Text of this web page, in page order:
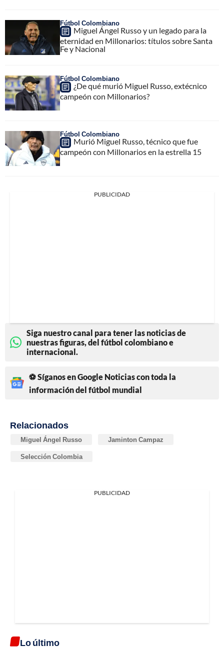
Fútbol Colombiano
Miguel Ángel Russo y un legado para la
eternidad en Millonarios: títulos sobre Santa
Fe y Nacional
Fútbol Colombiano
¿De qué murió Miguel Russo, extécnico
campeón con Millonarios?
Fútbol Colombiano
Murió Miguel Russo, técnico que fue
campeón con Millonarios en la estrella 15
PUBLICIDAD
Siga nuestro canal para tener las noticias de
nuestras figuras, del fútbol colombiano e
internacional.
⚽ Síganos en Google Noticias con toda la
información del fútbol mundial
Relacionados
Miguel Ángel Russo Jaminton Campaz
Selección Colombia
PUBLICIDAD
Lo último